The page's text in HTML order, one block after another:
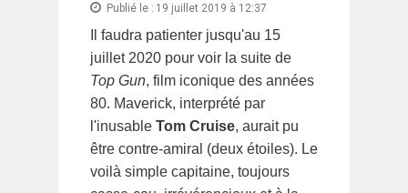
Publié le : 19 juillet 2019 à 12:37
Il faudra patienter jusqu'au 15
juillet 2020 pour voir la suite de
Top Gun, film iconique des années
80. Maverick, interprété par
l'inusable Tom Cruise, aurait pu
être contre-amiral (deux étoiles). Le
voilà simple capitaine, toujours